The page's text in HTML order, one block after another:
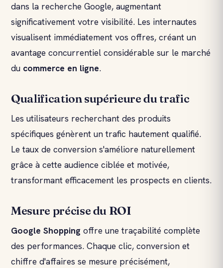
dans la recherche Google, augmentant
significativement votre visibilité. Les internautes
visualisent immédiatement vos offres, créant un
avantage concurrentiel considérable sur le marché
du commerce en ligne.
Qualification supérieure du trafic
Les utilisateurs recherchant des produits
spécifiques génèrent un trafic hautement qualifié.
Le taux de conversion s'améliore naturellement
grâce à cette audience ciblée et motivée,
transformant efficacement les prospects en clients.
Mesure précise du ROI
Google Shopping offre une traçabilité complète
des performances. Chaque clic, conversion et
chiffre d'affaires se mesure précisément,